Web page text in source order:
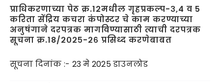
प्रकल्प
डाउनलोड
प्राधिकरणाच्या पेठ क्र.12मधील गृहप्रकल्प-३,4 व 5
करिता सेंद्रिय कचरा कंपोस्टर चे काम करण्याच्या
अनुषंगाने दरपत्रक मागविण्यासाठी त्याची दरपत्रक
सूचना क्र.18/२०२५-२६ प्रसिध्द करणेबाबत
सूचना दिनांक :- 23 मे 2025 डाउनलोड